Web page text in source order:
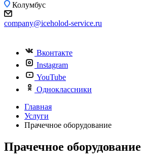
Колумбус
company@iceholod-service.ru
Вконтакте
Instagram
YouTube
Одноклассники
Главная
Услуги
Прачечное оборудование
Прачечное оборудование